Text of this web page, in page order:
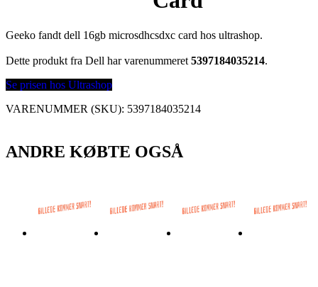
Geeko fandt dell 16gb microsdhcsdxc card hos ultrashop.
Dette produkt fra Dell har varenummeret 5397184035214.
Se prisen hos Ultrashop
VARENUMMER (SKU): 5397184035214
ANDRE KØBTE OGSÅ